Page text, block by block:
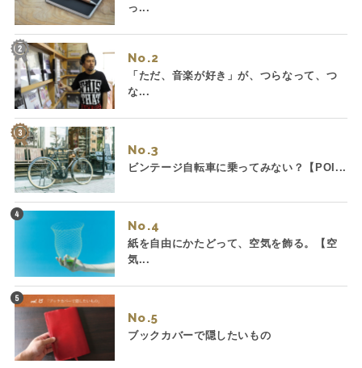
っ...
No.
「ただ、音楽が好き」が、つらなって、つ
な...
No.
ビンテージ自転車に乗ってみない？【POI...
No.
紙を自由にかたどって、空気を飾る。【空
気...
No.
ブックカバーで隠したいもの